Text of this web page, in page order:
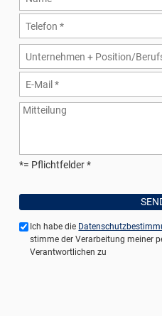
*= Pflichtfelder
Ich habe die
stimme der Verarbeitung meiner
Verantwortlichen zu